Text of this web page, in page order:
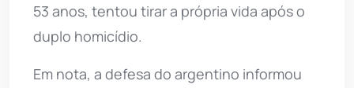
53 anos, tentou tirar a própria vida após o
duplo homicídio.
Em nota, a defesa do argentino informou